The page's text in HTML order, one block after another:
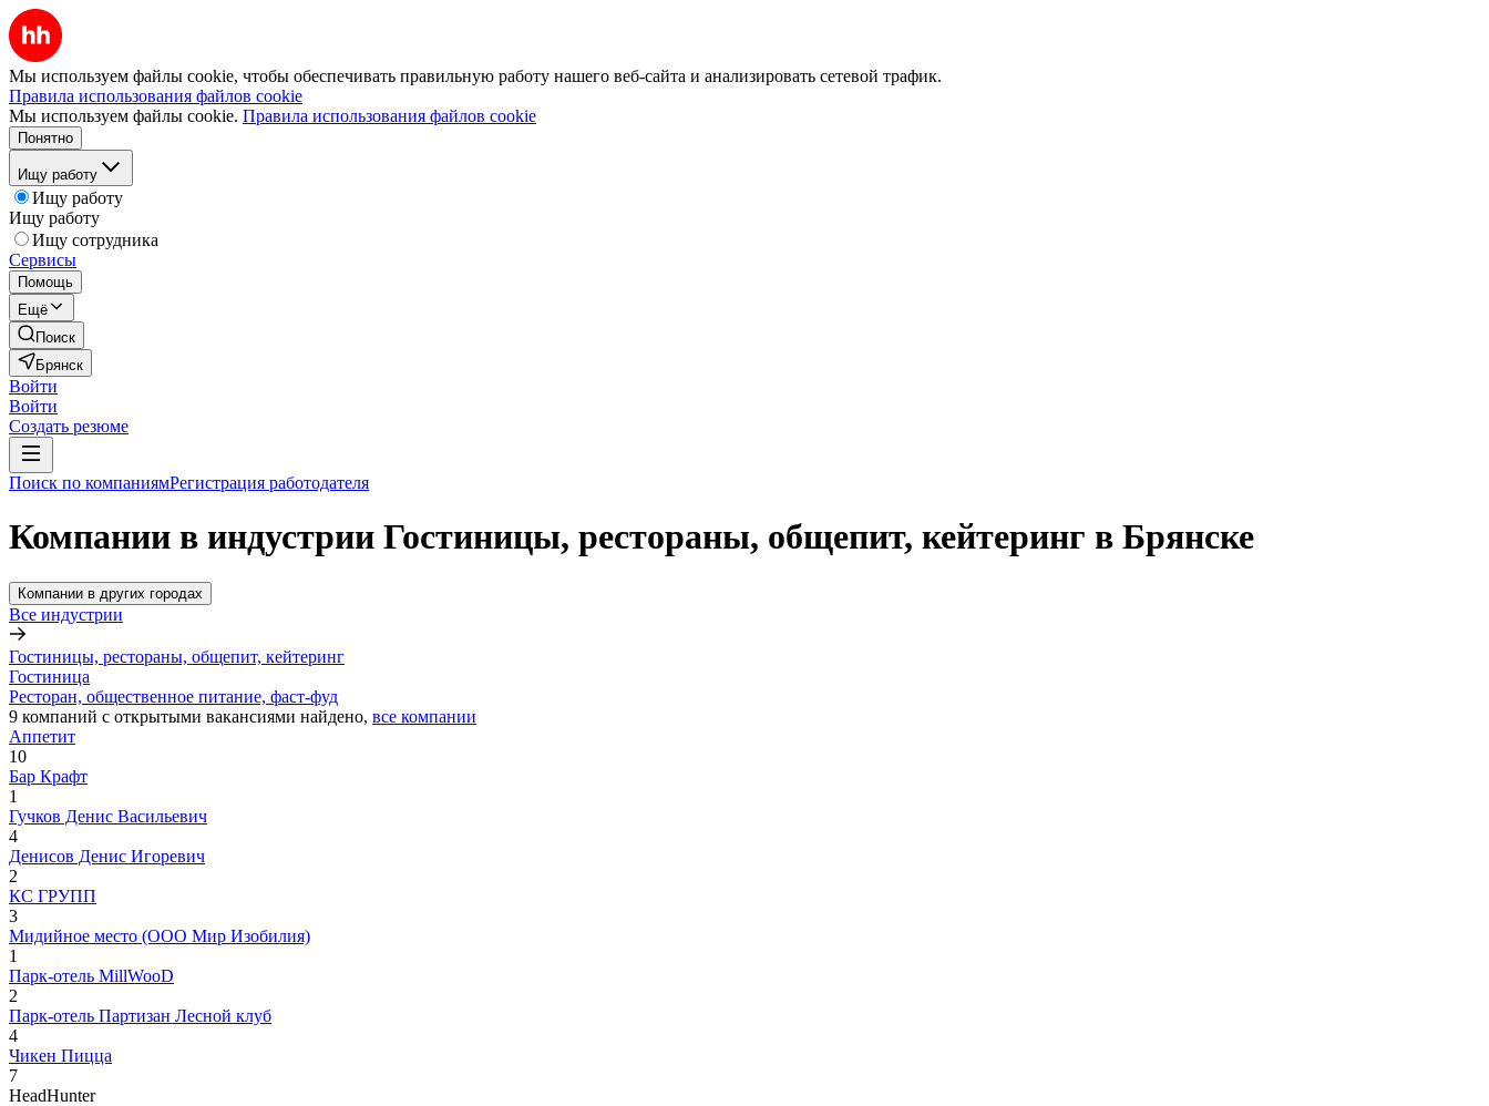
Мы используем файлы cookie, чтобы обеспечивать правильную работу нашего веб-сайта и анализировать сетевой трафик.
Правила использования файлов cookie
Мы используем файлы cookie. Правила использования файлов cookie
Понятно
Ищу работу
Ищу работу
Ищу работу
Ищу сотрудника
Сервисы
Помощь
Ещё
Поиск
Брянск
Войти
Войти
Создать резюме
Поиск по компаниямРегистрация работодателя
Компании в индустрии Гостиницы, рестораны, общепит, кейтеринг в Брянске
Компании в других городах
Все индустрии
Гостиницы, рестораны, общепит, кейтеринг
Гостиница
Ресторан, общественное питание, фаст-фуд
9 компаний с открытыми вакансиями найдено, все компании
Аппетит
10
Бар Крафт
1
Гучков Денис Васильевич
4
Денисов Денис Игоревич
2
КС ГРУПП
3
Мидийное место (ООО Мир Изобилия)
1
Парк-отель MillWooD
2
Парк-отель Партизан Лесной клуб
4
Чикен Пицца
7
HeadHunter